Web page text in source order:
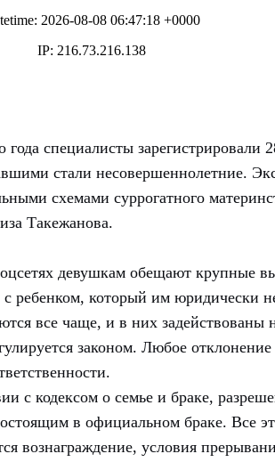
года специалисты зарегистрировали
стали несовершеннолетние.
схемами суррогатного
Такежанова.
девушкам обещают крупные
с ребенком, который им юридически
все чаще, и в них задействованы
законом. Любое
с кодексом о семье и браке,
в официальном браке. Все
вознаграждение, условия